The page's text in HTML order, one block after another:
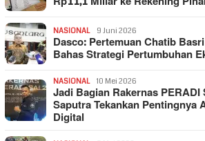
NASIONAL 9 Juni 2026
Dasco: Pertemuan Chatib
Bahas Strategi Pertumbuhan
NASIONAL 10 Mei 2026
Jadi Bagian Rakernas
Saputra Tekankan Pentingnya
Digital